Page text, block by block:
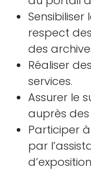
respect
des
Réaliser
services.
Assurer le
auprès
Participer
par